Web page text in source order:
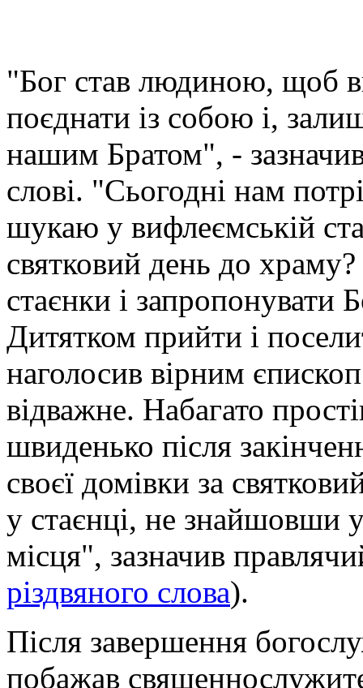
"Бог став людиною, щоб
поєднати із собою і,
нашим Братом", -
слові. "Сьогодні нам
шукаю у вифлеємській
святковий день до храму?
стаєнки і запропонувати
Дитятком прийти і
наголосив вірним
відважне. Набагато
швиденько після
своєї домівки за
у стаєнці, не знайшовши
місця", зазначив
різдвяного слова).
Після завершення
побажав